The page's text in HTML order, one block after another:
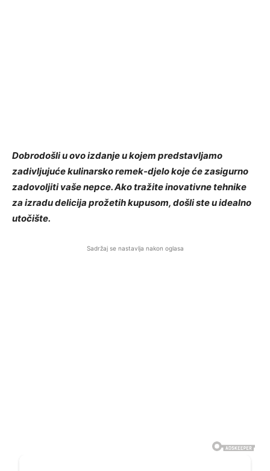
Dobrodošli u ovo izdanje u kojem predstavljamo
zadivljujuće kulinarsko remek-djelo koje će zasigurno
zadovoljiti vaše nepce. Ako tražite inovativne tehnike
za izradu delicija prožetih kupusom, došli ste u idealno
utočište.
Sadržaj se nastavlja nakon oglasa